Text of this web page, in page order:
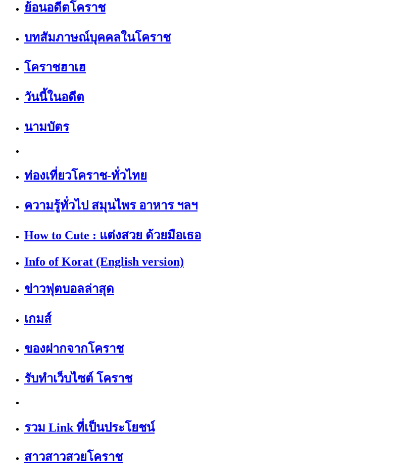
ย้อนอดีตโคราช
บทสัมภาษณ์บุคคลในโคราช
โคราชฮาเฮ
วันนี้ในอดีต
นามบัตร
ท่องเที่ยวโคราช-ทั่วไทย
ความรู้ทั่วไป สมุนไพร อาหาร ฯลฯ
How to Cute : แต่งสวย ด้วยมือเธอ
Info of Korat (English version)
ข่าวฟุตบอลล่าสุด
เกมส์
ของฝากจากโคราช
รับทำเว็บไซต์ โคราช
รวม Link ที่เป็นประโยชน์
สาวสาวสวยโคราช